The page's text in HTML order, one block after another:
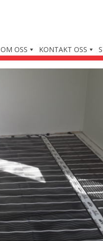
OM OSS KONTAKT OSS